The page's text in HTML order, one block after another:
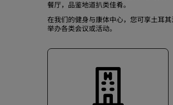
餐厅，品鉴地道扒类佳肴。
在我们的健身与康体中心，您可享土耳
举办各类会议或活动。